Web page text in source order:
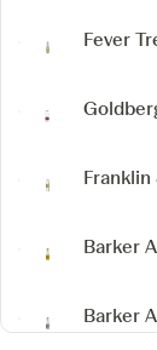
Fever
Barker
Barker